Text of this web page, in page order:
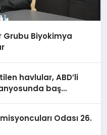
Biyokimya
havlular, ABD’li
baş
Odası 26.